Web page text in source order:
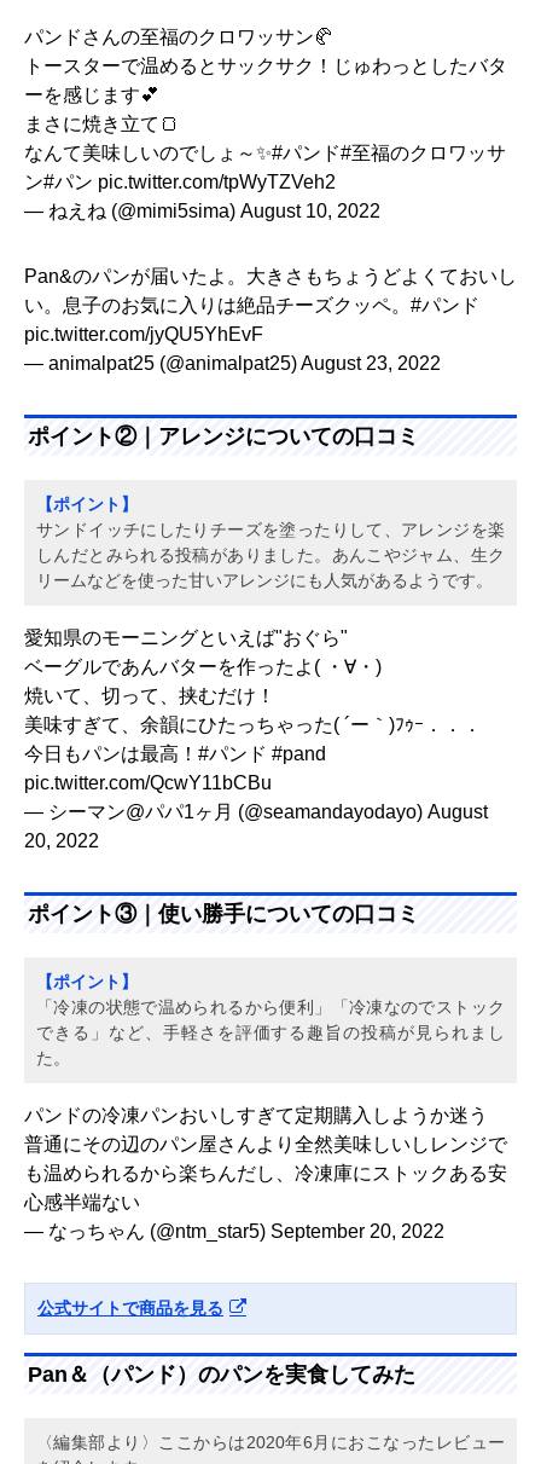
パンドさんの至福のクロワッサン🥐
トースターで温めるとサックサク！じゅわっとしたバタ
ーを感じます💕
まさに焼き立て🍞
なんて美味しいのでしょ～✨#パンド#至福のクロワッサ
ン#パン pic.twitter.com/tpWyTZVeh2
— ねえね (@mimi5sima) August 10, 2022
Pan&のパンが届いたよ。大きさもちょうどよくておいし
い。息子のお気に入りは絶品チーズクッペ。 #パンド
pic.twitter.com/jyQU5YhEvF
— animalpat25 (@animalpat25)August 23, 2022
ポイント②｜アレンジについての口コミ
【ポイント】
サンドイッチにしたりチーズを塗ったりして、アレンジを楽
しんだとみられる投稿がありました。あんこやジャム、生ク
リームなどを使った甘いアレンジにも人気があるようです。
愛知県のモーニングといえば"おぐら"
ベーグルであんバターを作ったよ( ・∀・)
焼いて、切って、挟むだけ！
美味すぎて、余韻にひたっちゃった( ´ー｀)ﾌｩｰ．．．
今日もパンは最高！ #パンド #pand
pic.twitter.com/QcwY11bCBu
— シーマン@パパ1ヶ月 (@seamandayodayo) August
20, 2022
ポイント③｜使い勝手についての口コミ
【ポイント】
「冷凍の状態で温められるから便利」「冷凍なのでストック
できる」など、手軽さを評価する趣旨の投稿が見られまし
た。
パンドの冷凍パンおいしすぎて定期購入しようか迷う
普通にその辺のパン屋さんより全然美味しいしレンジで
も温められるから楽ちんだし、冷凍庫にストックある安
心感半端ない
— なっちゃん (@ntm_star5) September 20, 2022
公式サイトで商品を見る
Pan＆（パンド）のパンを実食してみた
〈編集部より〉ここからは2020年6月におこなったレビュー